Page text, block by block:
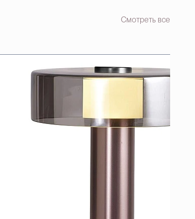
Смотреть все